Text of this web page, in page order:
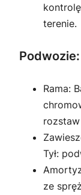
terenie.
Podwozie:
Rama:
Tył:
ze